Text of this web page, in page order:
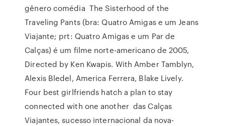
gênero comédia The Sisterhood of the
Traveling Pants (bra: Quatro Amigas e um Jeans
Viajante; prt: Quatro Amigas e um Par de
Calças) é um filme norte-americano de 2005,
Directed by Ken Kwapis. With Amber Tamblyn,
Alexis Bledel, America Ferrera, Blake Lively.
Four best girlfriends hatch a plan to stay
connected with one another das Calças
Viajantes, sucesso internacional da nova-